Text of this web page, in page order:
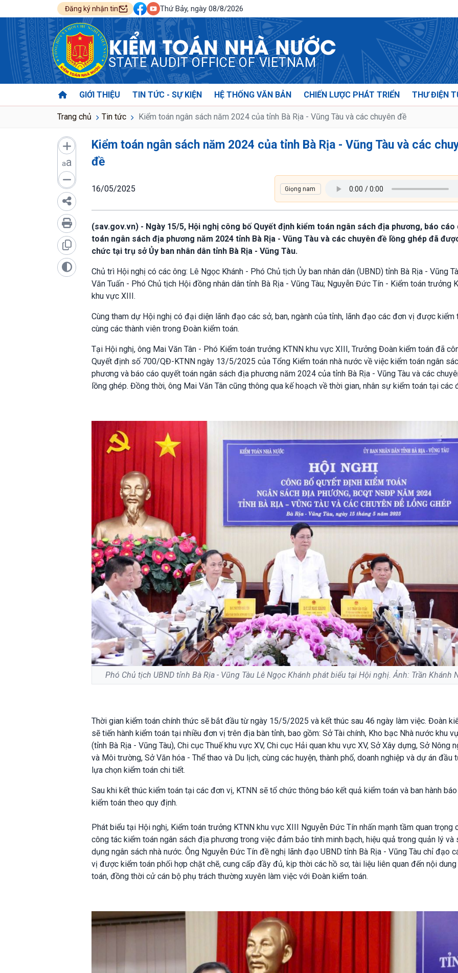
Đăng ký nhận tin Thứ Bảy, ngày 08/8/2026
KIỂM TOÁN NHÀ NƯỚC
STATE AUDIT OFFICE OF VIETNAM
GIỚI THIỆU TIN TỨC - SỰ KIỆN HỆ THỐNG VĂN BẢN CHIẾN LƯỢC PHÁT TRIỂN THƯ ĐIỆN
Trang chủ Tin tức Kiểm toán ngân sách năm 2024 của tỉnh Bà Rịa - Vũng Tàu và các chuyên đề
aa
Kiểm toán ngân sách năm 2024 của tỉnh Bà Rịa - Vũng Tàu và các
đề
16/05/2025
(sav.gov.vn) - Ngày 15/5, Hội nghị công bố Quyết định kiểm toán ngân sách địa phương, báo cáo
toán ngân sách địa phương năm 2024 tỉnh Bà Rịa - Vũng Tàu và các chuyên đề lồng ghép đã
chức tại trụ sở Ủy ban nhân dân tỉnh Bà Rịa - Vũng Tàu.
Chủ trì Hội nghị có các ông: Lê Ngọc Khánh - Phó Chủ tịch Ủy ban nhân dân (UBND) tỉnh Bà Rịa - Vũng
Văn Tuấn - Phó Chủ tịch Hội đồng nhân dân tỉnh Bà Rịa - Vũng Tàu; Nguyễn Đức Tín - Kiểm toán trưởng
khu vực XIII.
Cùng tham dự Hội nghị có đại diện lãnh đạo các sở, ban, ngành của tỉnh, lãnh đạo các đơn vị được kiểm
cùng các thành viên trong Đoàn kiểm toán.
Tại Hội nghị, ông Mai Văn Tân - Phó Kiểm toán trưởng KTNN khu vực XIII, Trưởng Đoàn kiểm toán đã
Quyết định số 700/QĐ-KTNN ngày 13/5/2025 của Tổng Kiểm toán nhà nước về việc kiểm toán ngân
phương và báo cáo quyết toán ngân sách địa phương năm 2024 của tỉnh Bà Rịa - Vũng Tàu và các
lồng ghép. Đồng thời, ông Mai Văn Tân cũng thông qua kế hoạch về thời gian, nhân sự kiểm toán tại các
Phó Chủ tịch UBND tỉnh Bà Rịa - Vũng Tàu Lê Ngọc Khánh phát biểu tại Hội nghị. Ảnh: Trần Khánh
Thời gian kiểm toán chính thức sẽ bắt đầu từ ngày 15/5/2025 và kết thúc sau 46 ngày làm việc. Đoàn
sẽ tiến hành kiểm toán tại nhiều đơn vị trên địa bàn tỉnh, bao gồm: Sở Tài chính, Kho bạc Nhà nước khu
(tỉnh Bà Rịa - Vũng Tàu), Chi cục Thuế khu vực XV, Chi cục Hải quan khu vực XV, Sở Xây dựng, Sở Nông
và Môi trường, Sở Văn hóa - Thể thao và Du lịch, cùng các huyện, thành phố, doanh nghiệp và dự án đầu
lựa chọn kiểm toán chi tiết.
Sau khi kết thúc kiểm toán tại các đơn vị, KTNN sẽ tổ chức thông báo kết quả kiểm toán và ban hành
kiểm toán theo quy định.
Phát biểu tại Hội nghị, Kiểm toán trưởng KTNN khu vực XIII Nguyễn Đức Tín nhấn mạnh tầm quan trọng
công tác kiểm toán ngân sách địa phương trong việc đảm bảo tính minh bạch, hiệu quả trong quản lý và
dụng ngân sách nhà nước. Ông Nguyễn Đức Tín đề nghị lãnh đạo UBND tỉnh Bà Rịa - Vũng Tàu chỉ đạo
vị được kiểm toán phối hợp chặt chẽ, cung cấp đầy đủ, kịp thời các hồ sơ, tài liệu liên quan đến nội
toán, đồng thời cử cán bộ phụ trách thường xuyên làm việc với Đoàn kiểm toán.